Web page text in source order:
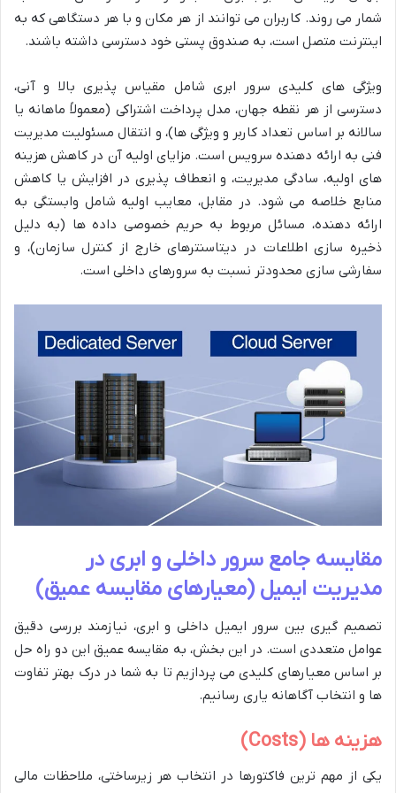
شمار می روند. کاربران می توانند از هر مکان و با هر دستگاهی که به
اینترنت متصل است، به صندوق پستی خود دسترسی داشته باشند.
ویژگی های کلیدی سرور ابری شامل مقیاس پذیری بالا و آنی،
دسترسی از هر نقطه جهان، مدل پرداخت اشتراکی (معمولاً ماهانه یا
سالانه بر اساس تعداد کاربر و ویژگی ها)، و انتقال مسئولیت مدیریت
فنی به ارائه دهنده سرویس است. مزایای اولیه آن در کاهش هزینه
های اولیه، سادگی مدیریت، و انعطاف پذیری در افزایش یا کاهش
منابع خلاصه می شود. در مقابل، معایب اولیه شامل وابستگی به
ارائه دهنده، مسائل مربوط به حریم خصوصی داده ها (به دلیل
ذخیره سازی اطلاعات در دیتاسنترهای خارج از کنترل سازمان)، و
سفارشی سازی محدودتر نسبت به سرورهای داخلی است.
مقایسه جامع سرور داخلی و ابری در
مدیریت ایمیل (معیارهای مقایسه عمیق)
تصمیم گیری بین سرور ایمیل داخلی و ابری، نیازمند بررسی دقیق
عوامل متعددی است. در این بخش، به مقایسه عمیق این دو راه حل
بر اساس معیارهای کلیدی می پردازیم تا به شما در درک بهتر تفاوت
ها و انتخاب آگاهانه یاری رسانیم.
هزینه ها (Costs)
یکی از مهم ترین فاکتورها در انتخاب هر زیرساختی، ملاحظات مالی